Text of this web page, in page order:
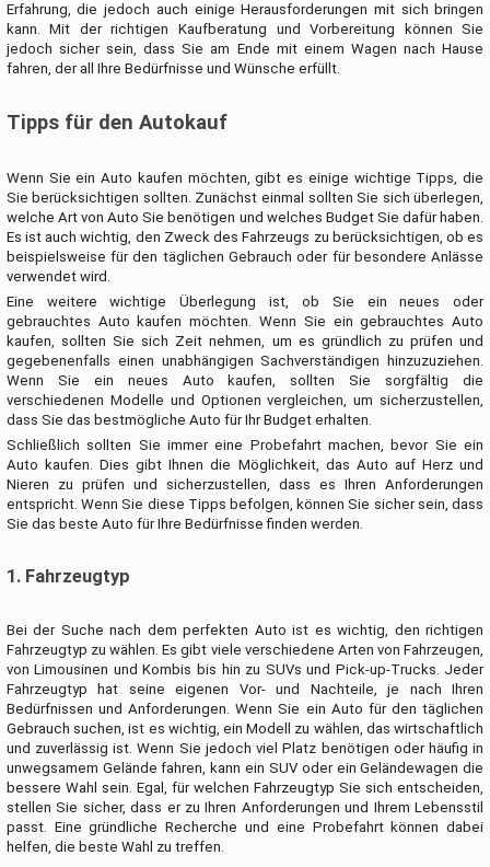
Erfahrung, die jedoch auch einige Herausforderungen mit sich bringen
kann. Mit der richtigen Kaufberatung und Vorbereitung können Sie
jedoch sicher sein, dass Sie am Ende mit einem Wagen nach Hause
fahren, der all Ihre Bedürfnisse und Wünsche erfüllt.
Tipps für den Autokauf
Wenn Sie ein Auto kaufen möchten, gibt es einige wichtige Tipps, die
Sie berücksichtigen sollten. Zunächst einmal sollten Sie sich überlegen,
welche Art von Auto Sie benötigen und welches Budget Sie dafür haben.
Es ist auch wichtig, den Zweck des Fahrzeugs zu berücksichtigen, ob es
beispielsweise für den täglichen Gebrauch oder für besondere Anlässe
verwendet wird.
Eine weitere wichtige Überlegung ist, ob Sie ein neues oder
gebrauchtes Auto kaufen möchten. Wenn Sie ein gebrauchtes Auto
kaufen, sollten Sie sich Zeit nehmen, um es gründlich zu prüfen und
gegebenenfalls einen unabhängigen Sachverständigen hinzuzuziehen.
Wenn Sie ein neues Auto kaufen, sollten Sie sorgfältig die
verschiedenen Modelle und Optionen vergleichen, um sicherzustellen,
dass Sie das bestmögliche Auto für Ihr Budget erhalten.
Schließlich sollten Sie immer eine Probefahrt machen, bevor Sie ein
Auto kaufen. Dies gibt Ihnen die Möglichkeit, das Auto auf Herz und
Nieren zu prüfen und sicherzustellen, dass es Ihren Anforderungen
entspricht. Wenn Sie diese Tipps befolgen, können Sie sicher sein, dass
Sie das beste Auto für Ihre Bedürfnisse finden werden.
1. Fahrzeugtyp
Bei der Suche nach dem perfekten Auto ist es wichtig, den richtigen
Fahrzeugtyp zu wählen. Es gibt viele verschiedene Arten von Fahrzeugen,
von Limousinen und Kombis bis hin zu SUVs und Pick-up-Trucks. Jeder
Fahrzeugtyp hat seine eigenen Vor- und Nachteile, je nach Ihren
Bedürfnissen und Anforderungen. Wenn Sie ein Auto für den täglichen
Gebrauch suchen, ist es wichtig, ein Modell zu wählen, das wirtschaftlich
und zuverlässig ist. Wenn Sie jedoch viel Platz benötigen oder häufig in
unwegsamem Gelände fahren, kann ein SUV oder ein Geländewagen die
bessere Wahl sein. Egal, für welchen Fahrzeugtyp Sie sich entscheiden,
stellen Sie sicher, dass er zu Ihren Anforderungen und Ihrem Lebensstil
passt. Eine gründliche Recherche und eine Probefahrt können dabei
helfen, die beste Wahl zu treffen.